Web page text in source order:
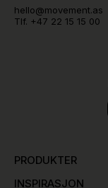
hello@movement.as
Tlf. +47 22 15 15 00
PRODUKTER
INSPIRASJON